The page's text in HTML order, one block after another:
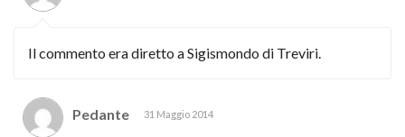
Il commento era diretto a Sigismondo di Treviri.
Pedante 31 Maggio 2014